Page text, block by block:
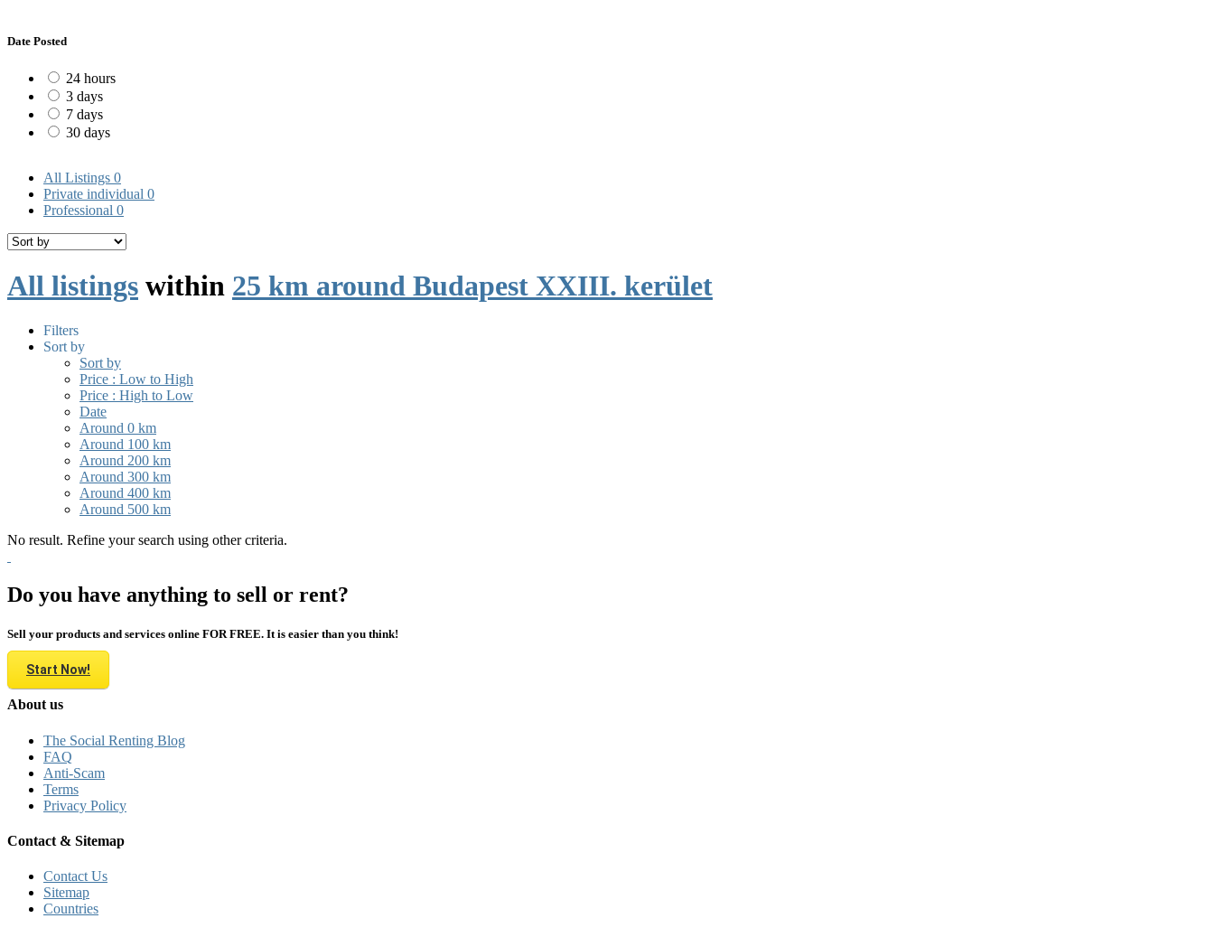
Date Posted
24 hours
3 days
7 days
30 days
All Listings 0
Private individual 0
Professional 0
All listings within 25 km around Budapest XXIII. kerület
Filters
Sort by
Sort by
Price : Low to High
Price : High to Low
Date
Around 0 km
Around 100 km
Around 200 km
Around 300 km
Around 400 km
Around 500 km
No result. Refine your search using other criteria.
Do you have anything to sell or rent?
Sell your products and services online FOR FREE. It is easier than you think!
Start Now!
About us
The Social Renting Blog
FAQ
Anti-Scam
Terms
Privacy Policy
Contact & Sitemap
Contact Us
Sitemap
Countries